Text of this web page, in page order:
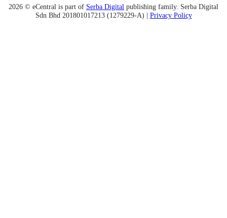
2026 © eCentral is part of Serba Digital publishing family. Serba Digital
Sdn Bhd 201801017213 (1279229-A) | Privacy Policy